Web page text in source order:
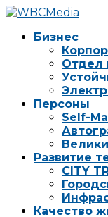
Бизнес
Отдел
Персоны
Self-
Развитие
CITY
Качество